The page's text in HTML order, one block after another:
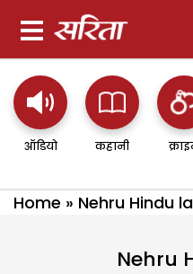
ऑडियो कहानी
Home » Nehru Hindu
Nehru